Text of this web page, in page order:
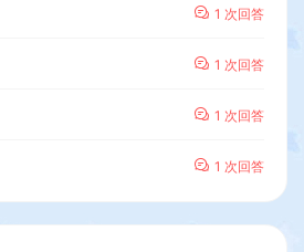
1 次回答
1 次回答
1 次回答
1 次回答